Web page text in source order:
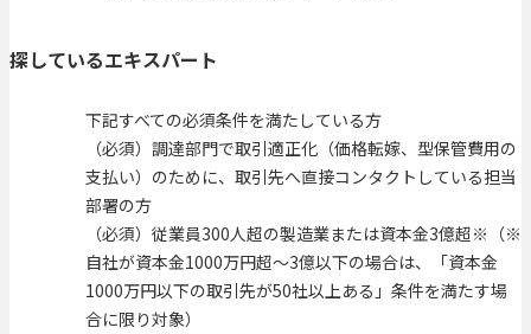
探しているエキスパート
下記すべての必須条件を満たしている方
（必須）調達部門で取引適正化（価格転嫁、型保管費用の
支払い）のために、取引先へ直接コンタクトしている担当
部署の方
（必須）従業員300人超の製造業または資本金3億超※（※
自社が資本金1000万円超～3億以下の場合は、「資本金
1000万円以下の取引先が50社以上ある」条件を満たす場
合に限り対象）